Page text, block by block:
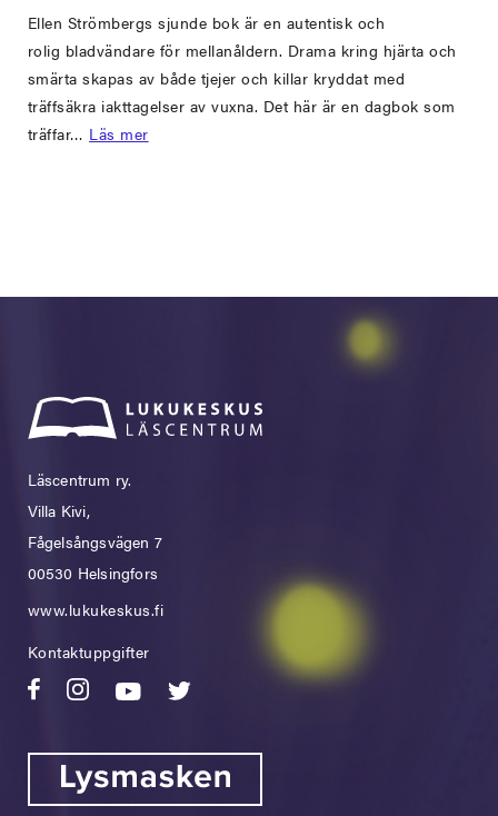
Ellen Strömbergs sjunde bok är en autentisk och
rolig bladvändare för mellanåldern. Drama kring hjärta och
smärta skapas av både tjejer och killar kryddat med
träffsäkra iakttagelser av vuxna. Det här är en dagbok som
träffar… Läs mer
Läscentrum ry.
Villa Kivi,
Fågelsångsvägen 7
00530 Helsingfors
www.lukukeskus.fi
Kontaktuppgifter